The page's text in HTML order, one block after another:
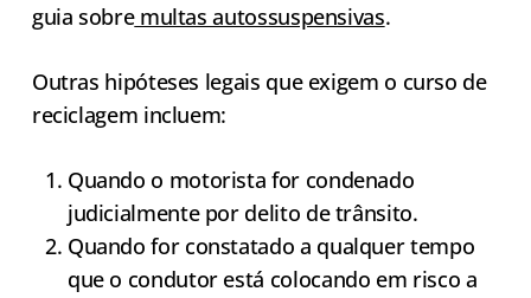
guia sobremultas autossuspensivas.
Outras hipóteses legais que exigem o curso de
reciclagem incluem:
Quando o motorista for condenado
judicialmente por delito de trânsito.
Quando for constatado a qualquer tempo
que o condutor está colocando em risco a